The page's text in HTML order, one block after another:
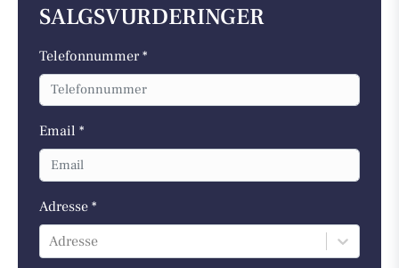
SALGSVURDERINGER
Telefonnummer *
Email *
Adresse *
Adresse